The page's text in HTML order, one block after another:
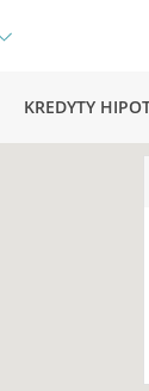
KREDYTY